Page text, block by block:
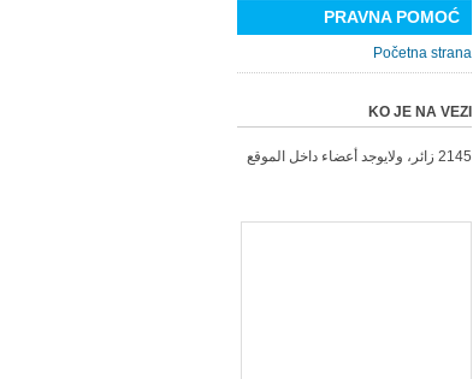
PRAVNA POMOĆ
Početna strana
KO JE NA VEZI
2145 زائر، ولايوجد أعضاء داخل الموقع